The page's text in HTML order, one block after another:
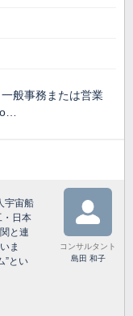
般事務または営業
宇宙船
・日本
と連
ま
”とい
コンサルタント
島田 和子